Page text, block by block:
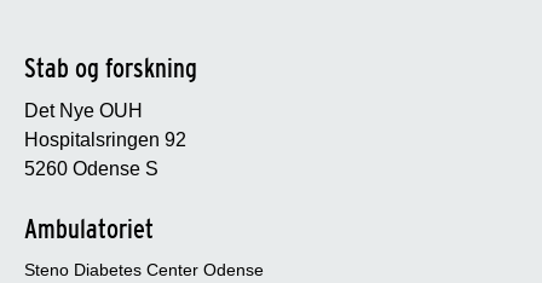
Stab og forskning
Det Nye OUH
Hospitalsringen 92
5260 Odense S
Ambulatoriet
Steno Diabetes Center Odense